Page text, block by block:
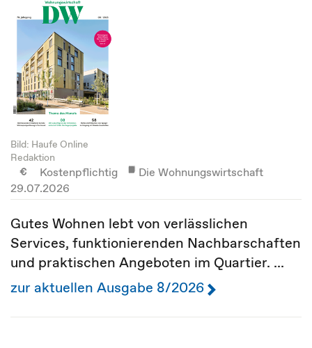
Bild: Haufe Online
Redaktion
Kostenpflichtig
Die Wohnungswirtschaft
29.07.2026
Gutes Wohnen lebt von verlässlichen
Services, funktionierenden Nachbarschaften
und praktischen Angeboten im Quartier. ...
zur aktuellen Ausgabe 8/2026